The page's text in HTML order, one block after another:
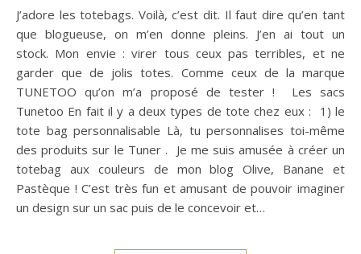
J’adore les totebags. Voilà, c’est dit. Il faut dire qu’en tant
que blogueuse, on m’en donne pleins. J’en ai tout un
stock. Mon envie : virer tous ceux pas terribles, et ne
garder que de jolis totes. Comme ceux de la marque
TUNETOO qu’on m’a proposé de tester ! Les sacs
Tunetoo En fait il y a deux types de tote chez eux : 1) le
tote bag personnalisable Là, tu personnalises toi-même
des produits sur le Tuner . Je me suis amusée à créer un
totebag aux couleurs de mon blog Olive, Banane et
Pastèque ! C’est très fun et amusant de pouvoir imaginer
un design sur un sac puis de le concevoir et…